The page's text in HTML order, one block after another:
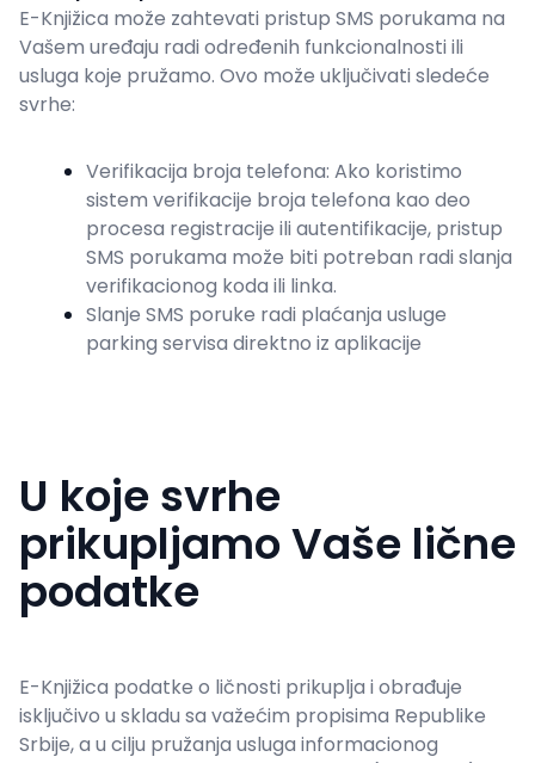
E-Knjižica može zahtevati pristup SMS porukama na
Vašem uređaju radi određenih funkcionalnosti ili
usluga koje pružamo. Ovo može uključivati sledeće
svrhe:
Verifikacija broja telefona: Ako koristimo
sistem verifikacije broja telefona kao deo
procesa registracije ili autentifikacije, pristup
SMS porukama može biti potreban radi slanja
verifikacionog koda ili linka.
Slanje SMS poruke radi plaćanja usluge
parking servisa direktno iz aplikacije
U koje svrhe
prikupljamo Vaše lične
podatke
E-Knjižica podatke o ličnosti prikuplja i obrađuje
isključivo u skladu sa važećim propisima Republike
Srbije, a u cilju pružanja usluga informacionog